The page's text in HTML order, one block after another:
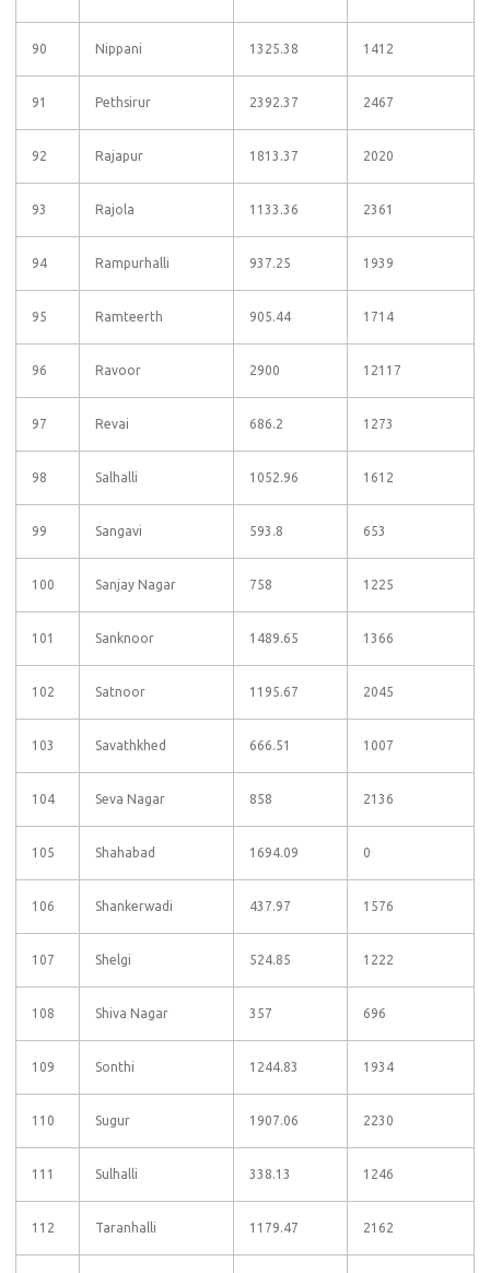
90 Nippani 1325.38 1412
91 Pethsirur 2392.37 2467
92 Rajapur 1813.37 2020
93 Rajola 1133.36 2361
94 Rampurhalli 937.25 1939
95 Ramteerth 905.44 1714
96 Ravoor 2900 12117
97 Revai 686.2 1273
98 Salhalli 1052.96 1612
99 Sangavi 593.8 653
100 Sanjay Nagar 758 1225
101 Sanknoor 1489.65 1366
102 Satnoor 1195.67 2045
103 Savathkhed 666.51 1007
104 Seva Nagar 858 2136
105 Shahabad 1694.09 0
106 Shankerwadi 437.97 1576
107 Shelgi 524.85 1222
108 Shiva Nagar 357 696
109 Sonthi 1244.83 1934
110 Sugur 1907.06 2230
111 Sulhalli 338.13 1246
112 Taranhalli 1179.47 2162